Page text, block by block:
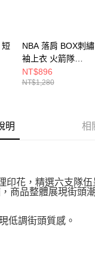
短
NBA 落肩 BOX刺
袖上衣 火箭隊
3525104420
NT$896
NT$1,280
明 相
印花，精選六支隊
商品整體展現街頭
低調街頭質感。